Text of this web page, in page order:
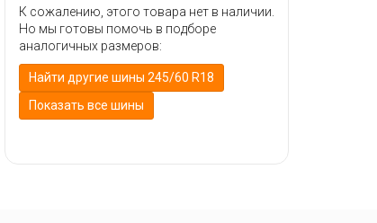
К сожалению, этого товара нет в наличии.
Но мы готовы помочь в подборе
аналогичных размеров:
Найти другие шины 245/60 R18
Показать все шины